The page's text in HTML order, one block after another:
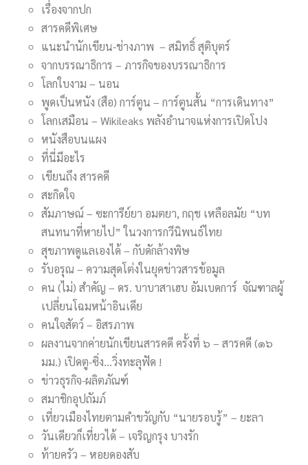
เรื่องจากปก
สารคดีพิเศษ
แนะนำนักเขียน-ช่างภาพ – สมิทธิ์ สุติบุตร์
จากบรรณาธิการ – ภารกิจของบรรณาธิการ
โลกใบงาม – นอน
พูดเป็นหนัง (สือ) การ์ตูน – การ์ตูนสั้น “การเดินทาง”
โลกเสมือน – Wikileaks พลังอำนาจแห่งการเปิดโปง
หนังสือบนแผง
ที่นี่มีอะไร
เขียนถึง สารคดี
สะกิดใจ
สัมภาษณ์ – ซะการีย์ยา อมตยา, กฤช เหลือลมัย “บท
สนทนาที่หายไป” ในวงการกวีนิพนธ์ไทย
สุขภาพดูแลเองได้ – กับดักล้างพิษ
รับอรุณ – ความสุดโต่งในยุคข่าวสารข้อมูล
คน (ไม่) สำคัญ – ดร. บาบาสาเฮบ อัมเบดการ์ จัณฑาลผู้
เปลี่ยนโฉมหน้าอินเดีย
คนใจสัตว์ – อิสรภาพ
ผลงานจากค่ายนักเขียนสารคดี ครั้งที่ ๖ – สารคดี (๑๖
มม.) เปิดตู-ซิ่ง…วิ่งทะลุฟัด !
ข่าวธุรกิจ-ผลิตภัณฑ์
สมาชิกอุปถัมภ์
เที่ยวเมืองไทยตามคำขวัญกับ “นายรอบรู้” – ยะลา
วันเดียวก็เที่ยวได้ – เจริญกรุง บางรัก
ท้ายครัว – หอยดองสับ